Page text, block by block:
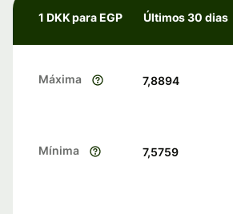
1 DKK para EGP Últimos 30 dias
Máxima 7,8894
Mínima 7,5759